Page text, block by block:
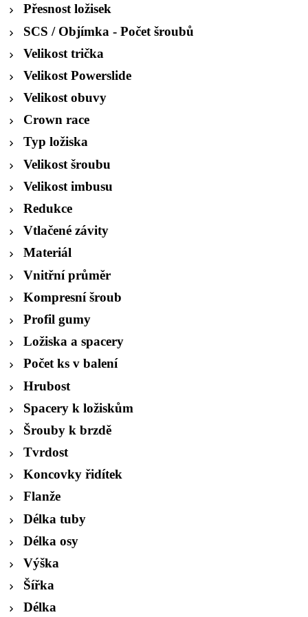
Přesnost ložisek
SCS / Objímka - Počet šroubů
Velikost trička
Velikost Powerslide
Velikost obuvy
Crown race
Typ ložiska
Velikost šroubu
Velikost imbusu
Redukce
Vtlačené závity
Materiál
Vnitřní průměr
Kompresní šroub
Profil gumy
Ložiska a spacery
Počet ks v balení
Hrubost
Spacery k ložiskům
Šrouby k brzdě
Tvrdost
Koncovky řidítek
Flanže
Délka tuby
Délka osy
Výška
Šířka
Délka